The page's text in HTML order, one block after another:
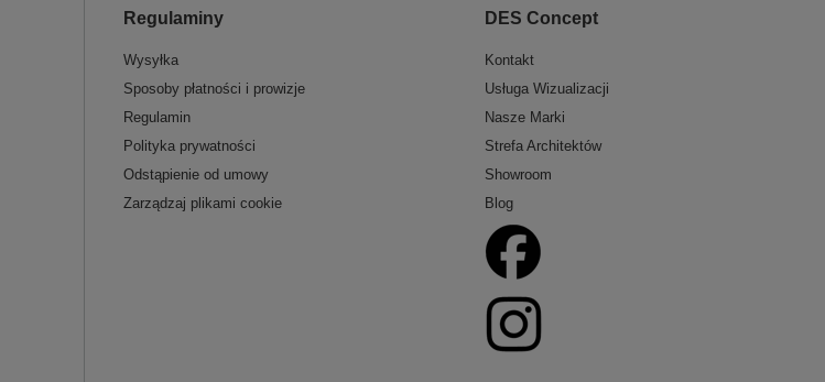
Regulaminy
Wysyłka
Sposoby płatności i prowizje
Regulamin
Polityka prywatności
Odstąpienie od umowy
Zarządzaj plikami cookie
DES Concept
Kontakt
Usługa Wizualizacji
Nasze Marki
Strefa Architektów
Showroom
Blog